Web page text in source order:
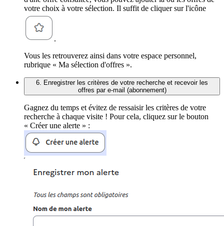
votre choix à votre sélection. Il suffit de cliquer sur l'icône
.
Vous les retrouverez ainsi dans votre espace personnel,
rubrique « Ma sélection d'offres ».
6. Enregistrer les critères de votre recherche et recevoir les
offres par e-mail (abonnement)
Gagnez du temps et évitez de ressaisir les critères de votre
recherche à chaque visite ! Pour cela, cliquez sur le bouton
« Créer une alerte » :